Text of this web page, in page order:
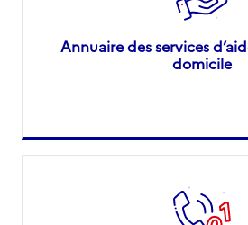
Annuaire des services
domicile